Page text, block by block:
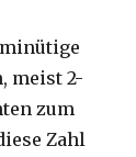
meist 2-
zum
Zahl